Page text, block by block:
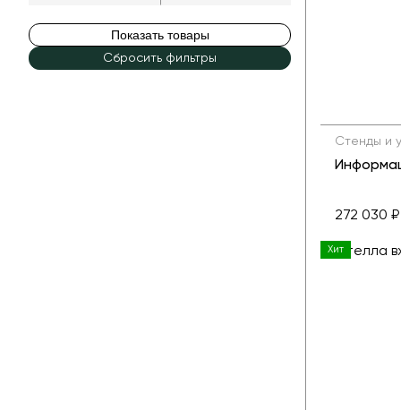
Показать товары
Сбросить фильтры
Стенды и
272 030 ₽
Хит